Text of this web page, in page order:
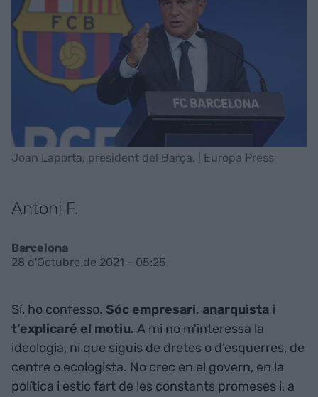
Joan Laporta, president del Barça. | Europa Press
Antoni F.
Barcelona
28 d'Octubre de 2021 - 05:25
Sí, ho confesso. Sóc empresari, anarquista i
t’explicaré el motiu. A mi no m'interessa la
ideologia, ni que siguis de dretes o d’esquerres, de
centre o ecologista. No crec en el govern, en la
política i estic fart de les constants promeses i, a